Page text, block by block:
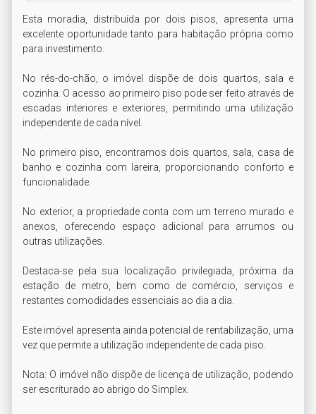
Esta moradia, distribuída por dois pisos, apresenta uma
excelente oportunidade tanto para habitação própria como
para investimento.
No rés-do-chão, o imóvel dispõe de dois quartos, sala e
cozinha. O acesso ao primeiro piso pode ser feito através de
escadas interiores e exteriores, permitindo uma utilização
independente de cada nível.
No primeiro piso, encontramos dois quartos, sala, casa de
banho e cozinha com lareira, proporcionando conforto e
funcionalidade.
No exterior, a propriedade conta com um terreno murado e
anexos, oferecendo espaço adicional para arrumos ou
outras utilizações.
Destaca-se pela sua localização privilegiada, próxima da
estação de metro, bem como de comércio, serviços e
restantes comodidades essenciais ao dia a dia.
Este imóvel apresenta ainda potencial de rentabilização, uma
vez que permite a utilização independente de cada piso.
Nota: O imóvel não dispõe de licença de utilização, podendo
ser escriturado ao abrigo do Simplex.